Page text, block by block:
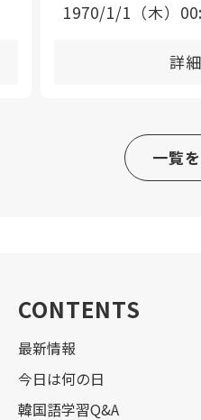
1970/1/1（木）
詳
一覧
CONTENTS
最新情報
今日は何の日
韓国語学習Q&A